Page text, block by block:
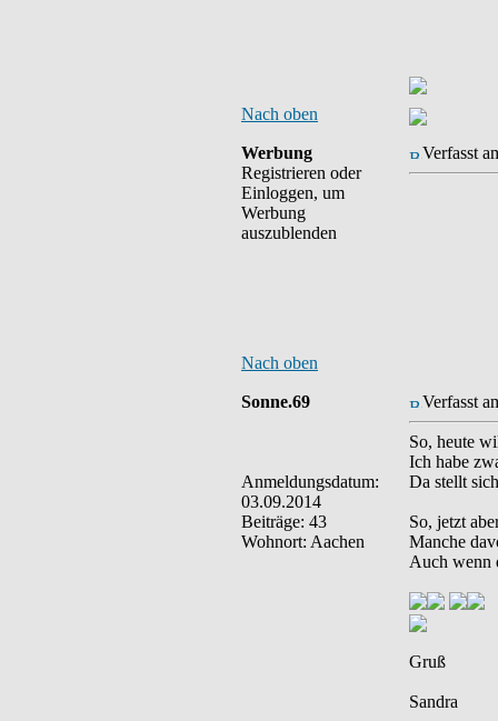
Nach oben
Werbung
Registrieren oder
Einloggen, um
Werbung
auszublenden
Verfasst
Nach oben
Sonne.69
Anmeldungsdatum:
03.09.2014
Beiträge: 43
Wohnort: Aachen
Verfasst
So, heute
Ich habe
Da stellt
So, jetzt
Manche
Auch wenn
Gruß
Sandra